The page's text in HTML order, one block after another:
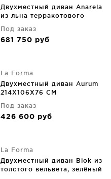
Двухместный диван Anarela
из льна терракотового
220X107X64 CM
Под заказ
681 750 руб
La Forma
Двухместный диван Aurum
214X106X76 CM
Под заказ
426 600 руб
La Forma
Двухместный диван Blok из
толстого вельвета, зелёный